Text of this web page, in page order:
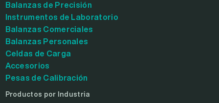
Balanzas de Precisión
Instrumentos de Laboratorio
Balanzas Comerciales
Balanzas Personales
Celdas de Carga
Accesorios
Pesas de Calibración
Productos por Industria